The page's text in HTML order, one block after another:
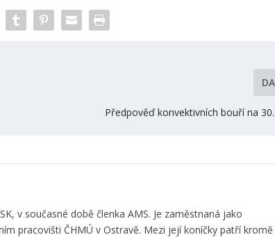
Předpověď konvektivních bouří na
v současné době členka AMS. Je zaměstnaná jako
pracovišti ČHMÚ v Ostravě. Mezi její koníčky patří kromě